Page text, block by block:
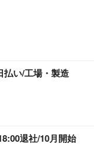
払い/工場・製造
退社/10月開始